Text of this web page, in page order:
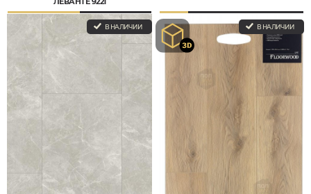
В НАЛИЧИИ В НАЛИЧИИ